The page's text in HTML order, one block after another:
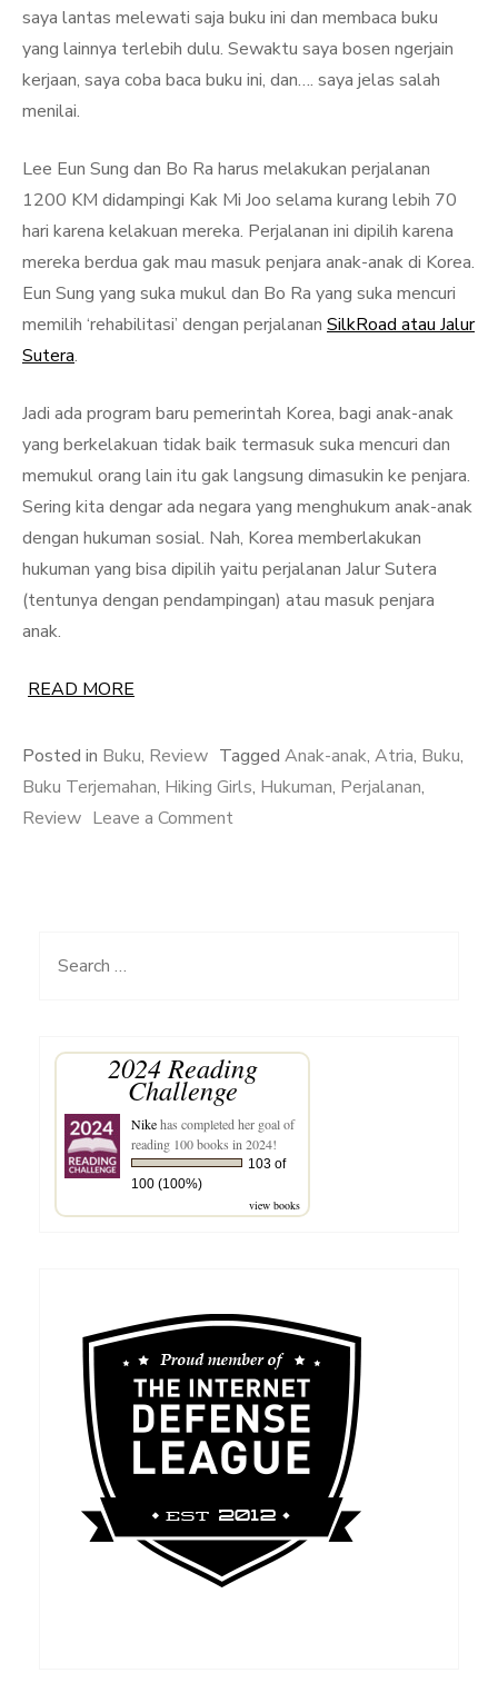
saya lantas melewati saja buku ini dan membaca buku
yang lainnya terlebih dulu. Sewaktu saya bosen ngerjain
kerjaan, saya coba baca buku ini, dan…. saya jelas salah
menilai.
Lee Eun Sung dan Bo Ra harus melakukan perjalanan
1200 KM didampingi Kak Mi Joo selama kurang lebih 70
hari karena kelakuan mereka. Perjalanan ini dipilih karena
mereka berdua gak mau masuk penjara anak-anak di Korea.
Eun Sung yang suka mukul dan Bo Ra yang suka mencuri
memilih ‘rehabilitasi’ dengan perjalanan SilkRoad atau Jalur
Sutera.
Jadi ada program baru pemerintah Korea, bagi anak-anak
yang berkelakuan tidak baik termasuk suka mencuri dan
memukul orang lain itu gak langsung dimasukin ke penjara.
Sering kita dengar ada negara yang menghukum anak-anak
dengan hukuman sosial. Nah, Korea memberlakukan
hukuman yang bisa dipilih yaitu perjalanan Jalur Sutera
(tentunya dengan pendampingan) atau masuk penjara
anak.
READ MORE
Posted in Buku, Review Tagged Anak-anak, Atria, Buku,
Buku Terjemahan, Hiking Girls, Hukuman, Perjalanan,
Review Leave a Commenton
Search
2024 Reading
Challenge
Nikehas completed her goal of
reading 100 books in 2024!
103 of
100 (100%)
view books